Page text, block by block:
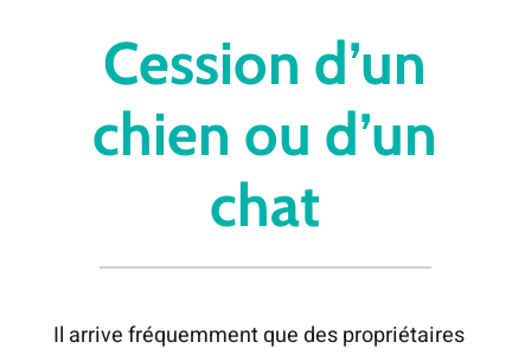
SERVICES
CONSEILS
RENDEZ-VOUS
Cession d’un
chien ou d’un
chat
Il arrive fréquemment que des propriétaires